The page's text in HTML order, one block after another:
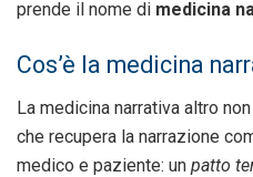
prende il nome di medicina
Cos’è la medicina
La medicina narrativa altro
che recupera la narrazione
medico e paziente: un patto